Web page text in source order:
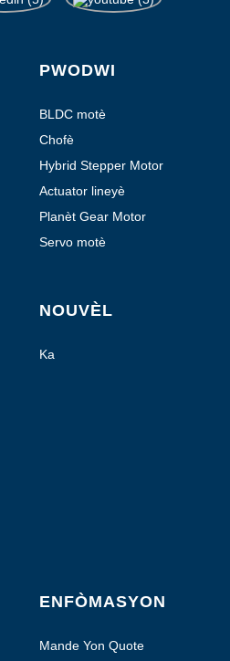
PWODWI
BLDC motè
Chofè
Hybrid Stepper Motor
Actuator lineyè
Planèt Gear Motor
Servo motè
NOUVÈL
Ka
ENFÒMASYON
Mande Yon Quote